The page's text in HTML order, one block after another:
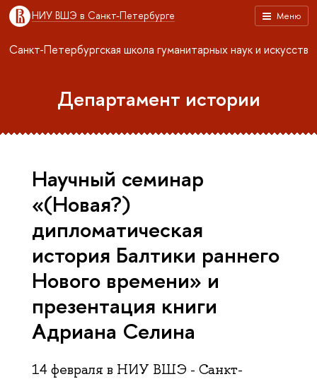
Меню
НИУ ВШЭ в Санкт-Петербурге
Санкт-Петербургская школа гуманитарных наук и искусств
Департамент истории
Научный семинар
«(Новая?)
дипломатическая
история Балтики раннего
Нового времени» и
презентация книги
Адриана Селина
14 февраля в НИУ ВШЭ - Санкт-